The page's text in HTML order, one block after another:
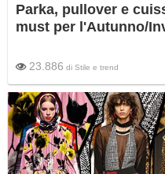
Parka, pullover e
must per l'Autunno/
23.886 di Stile e trend